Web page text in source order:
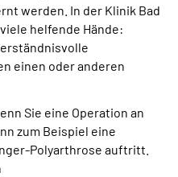
werden. In der Klinik Bad
helfende Hände:
einen oder anderen
Sie eine Operation an
zum Beispiel eine
Polyarthrose auftritt.